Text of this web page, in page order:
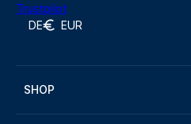
Trustpilot
DE EUR
SHOP